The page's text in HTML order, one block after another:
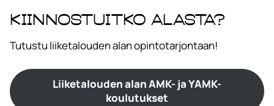
Kiinnostuitko alasta?
Tutustu liiketalouden alan opintotarjontaan!
Liiketalouden alan AMK- ja YAMK-
koulutukset